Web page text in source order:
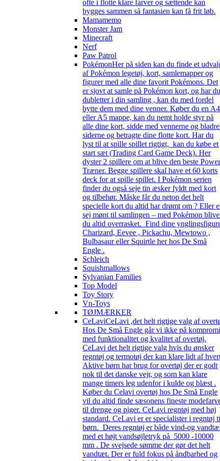
ofte i flotte klare farver og sættende kan
bygges sammen så fantasien kan få frit løb.
Mamamemo
Monster Jam
Minecraft
Nerf
Paw Patrol
PokémonHer på siden kan du finde et
af Pokémon legetøj, kort, samlemapper og
figurer med alle dine favorit Pokémons. Det
er sjovt at samle på Pokémon kort, og har du
dubletter i din samling , kan du med fordel
bytte dem med dine venner. Køber du en A4
eller A5 mappe, kan du nemt holde styr på
alle dine kort, sidde med vennerne og
siderne og betragte dine flotte kort. Har du
lyst til at spille spillet rigtigt, kan du købe et
start sæt (Trading Card Game Deck). Her
dyster 2 spillere om at blive den beste Power
Træner. Begge spillere skal have et 60 korts
deck for at spille spillet. I Pokémon serien
finder du også seje tin æsker fyldt med kort
og tilbehør. Måske får du netop det helt
specielle kort du altid har drømt om ? Eller
sej mønt til samlingen – med Pokémon
du altid overrasket. Find dine
Charizard, Eevee , Pickachu, Mewtowo ,
Bulbasaur eller Squirtle her hos De Små
Engle .
Schleich
Squishmallows
Sylvanian Families
Top Model
Toy Story
Vn-Toys
TØJMÆRKER
CeLaviCeLavi ,det helt rigtige valg af
Hos De Små Engle går vi ikke på
med funktionalitet og kvalitet af overtøj.
CeLavi det helt rigtige valg hvis du ønsker
regntøj og termotøj der kan klare lidt af
Aktive børn har brug for overtøj der er godt
nok til det danske vejr, og som kan klare
mange timers leg udenfor i kulde og blæst .
Køber du Celavi overtøj hos De Små Engle
vil du altid finde sæsonens fineste
til drenge og piger. CeLavi regntøj med høj
standard. CeLavi er er specialister i regntøj
børn. Deres regntøj er både vind-og
med et højt vandsøjletryk på 5000 -10000
mm . De svejsede sømme der gør det helt
vandtæt. Der er fuld fokus på åndbarhed og